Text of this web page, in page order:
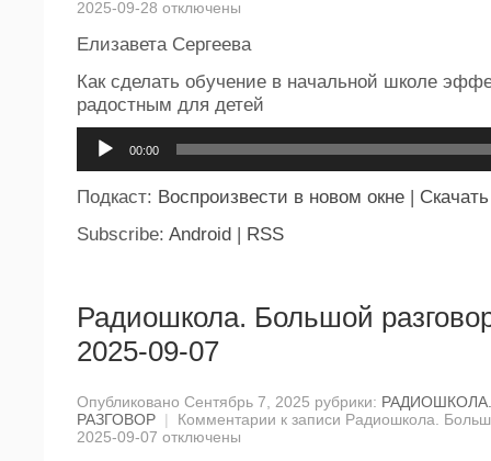
2025-09-28 отключены
Елизавета Сергеева
Как сделать обучение в начальной школе
радостным для детей
00:00
Подкаст: Воспроизвести в новом окне
Скачать
Subscribe: Android RSS
Радиошкола. Большой
2025-09-07
Опубликовано Сентябрь 7, 2025 рубрики:
РАЗГОВОР | Комментарии к записи Радиошкола.
2025-09-07 отключены